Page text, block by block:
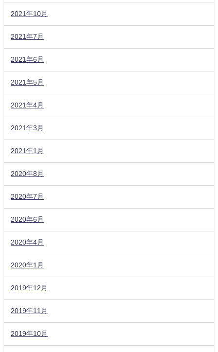
2021年10月
2021年7月
2021年6月
2021年5月
2021年4月
2021年3月
2021年1月
2020年8月
2020年7月
2020年6月
2020年4月
2020年1月
2019年12月
2019年11月
2019年10月